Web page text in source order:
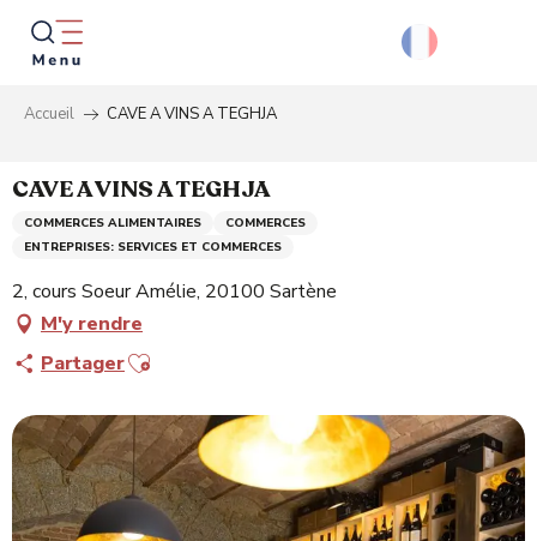
Aller
contenu
principal
Accueil CAVE A VINS A TEGHJA
CAVE A VINS A TEGHJA
COMMERCES ALIMENTAIRES
COMMERCES
ENTREPRISES: SERVICES ET COMMERCES
2, cours Soeur Amélie, 20100 Sartène
M'y rendre
PartagerAjouter aux favoris